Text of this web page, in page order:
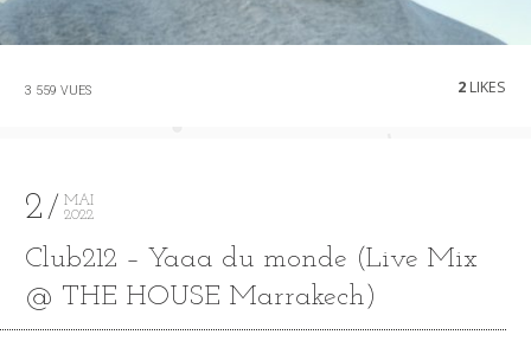
3 559 VUES 2LIKES
2
MAI
2022
Club212 – Yaaa du monde (Live Mix
@ THE HOUSE Marrakech)